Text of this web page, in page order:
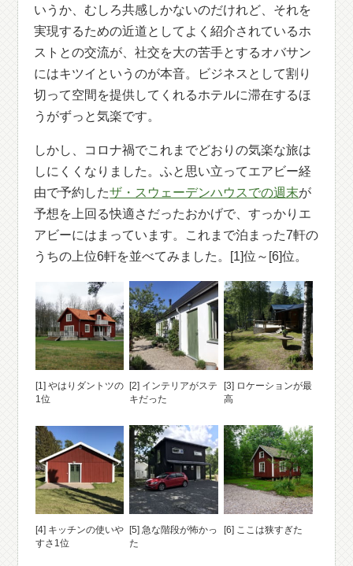
いうか、むしろ共感しかないのだけれど、それを
実現するための近道としてよく紹介されているホ
ストとの交流が、社交を大の苦手とするオバサン
にはキツイというのが本音。ビジネスとして割り
切って空間を提供してくれるホテルに滞在するほ
うがずっと気楽です。
しかし、コロナ禍でこれまでどおりの気楽な旅は
しにくくなりました。ふと思い立ってエアビー経
由で予約したザ・スウェーデンハウスでの週末が
予想を上回る快適さだったおかげで、すっかりエ
アビーにはまっています。これまで泊まった7軒の
うちの上位6軒を並べてみました。[1]位～[6]位。
[1] やはりダントツの
1位
[2] インテリアがステ
キだった
[3] ロケーションが最
高
[4] キッチンの使いや
すさ1位
[5] 急な階段が怖かっ
た
[6] ここは狭すぎた